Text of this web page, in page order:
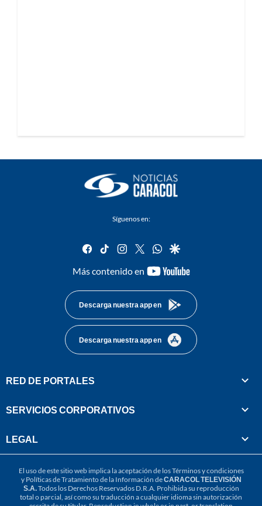
Síguenos en:
facebook
tiktok instagram
twitterwhatsapp
google
Más contenido en
youtube-
Descarga nuestra app en
Descarga nuestra app en
RED DE PORTALES
SERVICIOS CORPORATIVOS
LEGAL
El uso de este sitio web implica la aceptación de losTérminos y condiciones
y Políticas de Tratamiento de la Información deCARACOL TELEVISIÓN
S.A.Todos los Derechos Reservados D.R.A. Prohibida su reproducción
total o parcial, así como su traducción a cualquier idioma sin autorización